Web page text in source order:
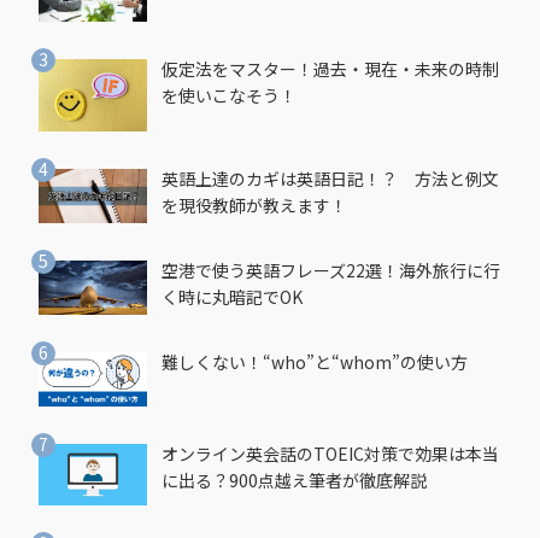
仮定法をマスター！過去・現在・未来の時制
を使いこなそう！
英語上達のカギは英語日記！？ 方法と例文
を現役教師が教えます！
空港で使う英語フレーズ22選！海外旅行に行
く時に丸暗記でOK
難しくない！“who”と“whom”の使い方
オンライン英会話のTOEIC対策で効果は本当
に出る？900点越え筆者が徹底解説